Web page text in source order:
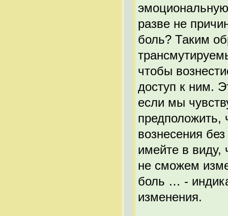
разве не
боль? Таким
чтобы
доступ к ним.
если мы
вознесения
имейте в виду,
не сможем
боль … -
изменения.